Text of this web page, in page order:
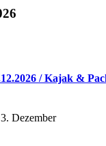
/ Kajak &
3. Dezember